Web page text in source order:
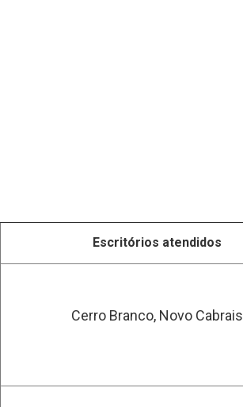
Escritórios atendidos
Cerro Branco, Novo Cabrais